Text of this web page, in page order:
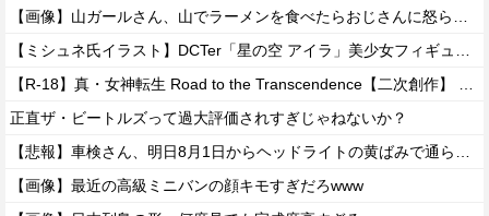
正直ザ・ビートルズって過大評価されすぎじゃねないか？
【画像】最近の高級ミニバンの顔キモすぎだろwww